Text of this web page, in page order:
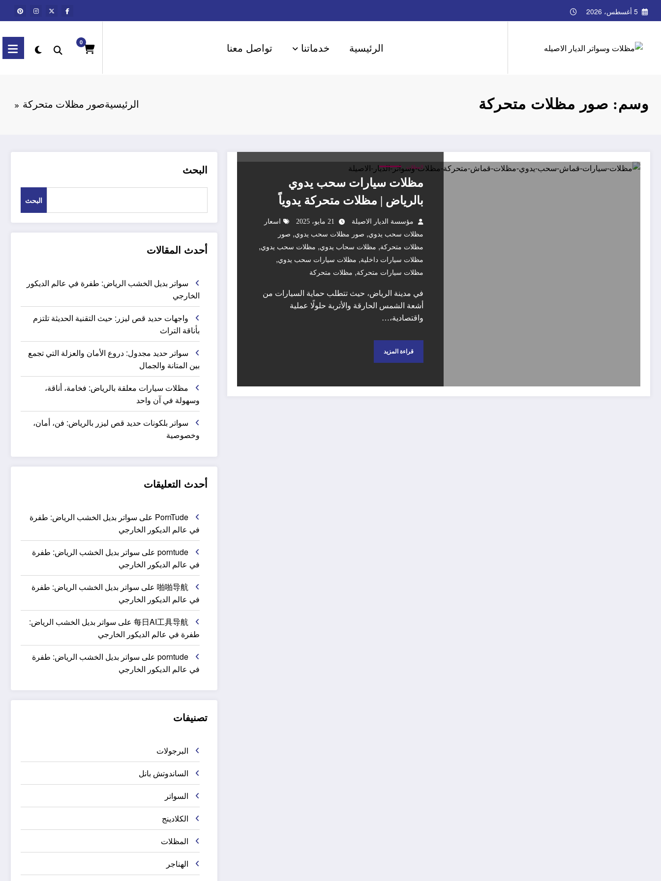
التجاوز 5 أغسطس، 2026
الرئيسية خدماتنا تواصل معنا 0
وسم: صور مظلات متحركة الرئيسيةصور مظلات متحركة
المظلات
مظلات سيارات سحب يدوي
بالرياض | مظلات متحركة يدوياً
مؤسسة الديار الاصيلة 21 مايو، 2025
اسعار
مظلات سحب يدوي, صور مظلات سحب يدوي, صور
مظلات متحركة, مظلات سحاب يدوي, مظلات سحب يدوي,
مظلات سيارات داخلية, مظلات سيارات سحب يدوي,
مظلات سيارات متحركة, مظلات متحركة
في مدينة الرياض، حيث تتطلب حماية السيارات من
أشعة الشمس الحارقة والأتربة حلولًا عملية
واقتصادية،…
قراءة المزيد
البحث
البحث
أحدث المقالات
سواتر بديل الخشب الرياض: طفرة في عالم الديكور
الخارجي
واجهات حديد قص ليزر: حيث التقنية الحديثة تلتزم
بأناقة التراث
سواتر حديد مجدول: دروع الأمان والعزلة التي تجمع
بين المتانة والجمال
مظلات سيارات معلقة بالرياض: فخامة، أناقة،
وسهولة في آن واحد
سواتر بلكونات حديد قص ليزر بالرياض: فن، أمان،
وخصوصية
أحدث التعليقات
PornTude على سواتر بديل الخشب الرياض: طفرة
في عالم الديكور الخارجي
porntude على سواتر بديل الخشب الرياض: طفرة
في عالم الديكور الخارجي
啪啪导航 على سواتر بديل الخشب الرياض: طفرة
في عالم الديكور الخارجي
每日AI工具导航 على سواتر بديل الخشب الرياض:
طفرة في عالم الديكور الخارجي
porntude على سواتر بديل الخشب الرياض: طفرة
في عالم الديكور الخارجي
تصنيفات
البرجولات
الساندوتش بانل
السواتر
الكلادينج
المظلات
الهناجر